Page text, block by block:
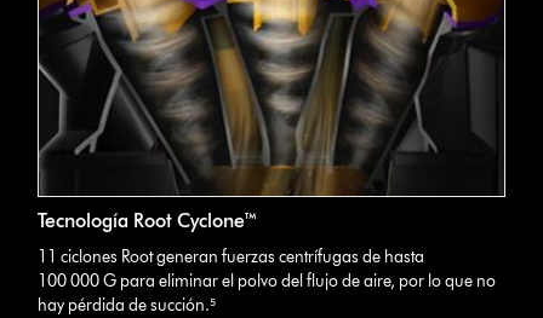
Tecnología Root Cyclone™
11 ciclones Root generan fuerzas centrífugas de hasta
100 000 G para eliminar el polvo del flujo de aire, por lo que no
hay pérdida de succión.⁵